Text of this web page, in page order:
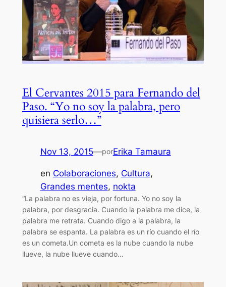
El Cervantes 2015 para Fernando del
Paso. “Yo no soy la palabra, pero
quisiera serlo…”
Nov 13, 2015—porErika Tamaura
en Colaboraciones, Cultura
Grandes mentes, nokta
“La palabra no es vieja, por fortuna. Yo no soy la
palabra, por desgracia. Cuando la palabra me dice, la
palabra me retrata. Cuando digo a la palabra, la
palabra se espanta. La palabra es un río cuando el río
es un cometa.Un cometa es la nube cuando la nube
llueve, la nube llueve cuando…